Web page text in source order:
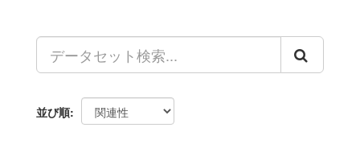
並び順